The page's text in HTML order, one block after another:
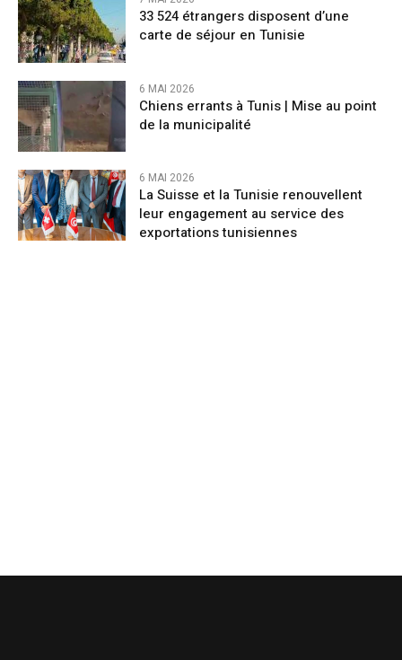
33 524 étrangers disposent d’une
carte de séjour en Tunisie
6 MAI 2026
Chiens errants à Tunis | Mise au point
de la municipalité
6 MAI 2026
La Suisse et la Tunisie renouvellent
leur engagement au service des
exportations tunisiennes